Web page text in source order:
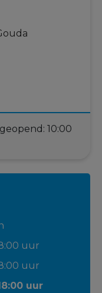
10:00
uur
uur
uur